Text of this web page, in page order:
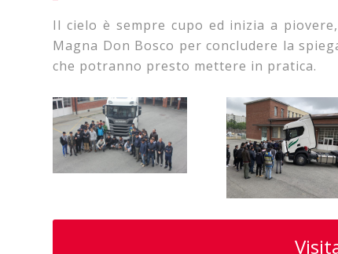
Il cielo è sempre cupo ed inizia a
Magna Don Bosco per concludere la
che potranno presto mettere in pratica.